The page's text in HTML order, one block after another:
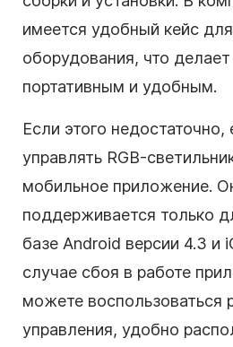
имеется удобный кейс
оборудования, что делает
портативным и удобным.
Если этого
управлять RGB-
мобильное приложение.
поддерживается только
базе Android версии 4.3 и
случае сбоя в работе
можете воспользоваться
управления, удобно